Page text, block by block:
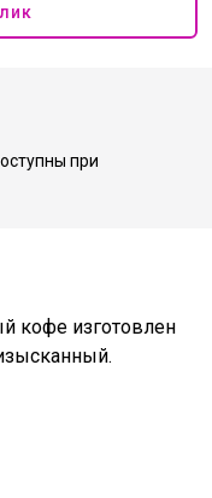
при
кофе изготовлен